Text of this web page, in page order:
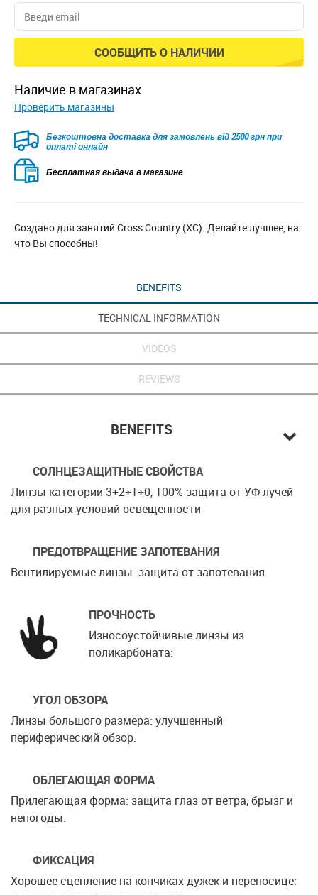
СООБЩИТЬ О НАЛИЧИИ
наличие в магазинах
Проверить магазины
Безкоштовна доставка для замовлень від 2500 грн при
оплаті онлайн
Бесплатная выдача в магазине
Создано для занятий Cross Country (XC). Делайте лучшее, на
что Вы способны!
BENEFITS
TECHNICAL INFORMATION
VIDEOS
REVIEWS
BENEFITS
СОЛНЦЕЗАЩИТНЫЕ СВОЙСТВА
Линзы категории 3+2+1+0, 100% защита от УФ-лучей
для разных условий освещенности
ПРЕДОТВРАЩЕНИЕ ЗАПОТЕВАНИЯ
Вентилируемые линзы: защита от запотевания.
ПРОЧНОСТЬ
Износоустойчивые линзы из
поликарбоната:
УГОЛ ОБЗОРА
Линзы большого размера: улучшенный
периферический обзор.
ОБЛЕГАЮЩАЯ ФОРМА
Прилегающая форма: защита глаз от ветра, брызг и
непогоды.
ФИКСАЦИЯ
Хорошее сцепление на кончиках дужек и переносице: